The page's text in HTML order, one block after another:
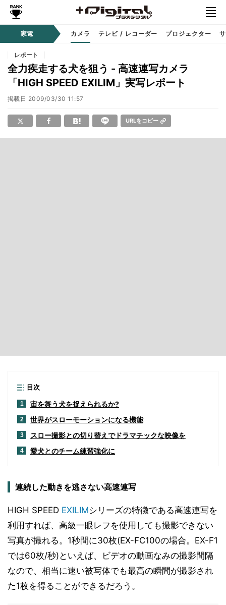
家電 カメラ テレビ / レコーダー プロジェクター
レポート
全力疾走する犬を狙う - 高速連写カメラ
「HIGH SPEED EXILIM」実写レポート
掲載日 2009/03/30 11:57
URLをコピー
目次
1 宙を舞う犬を捉えられるか?
2 世界がスローモーションになる機能
3 スロー撮影との切り替えでドラマチックな映像を
4 愛犬とのチーム練習強化に
連続した動きを逃さない高速連写
HIGH SPEED EXILIMシリーズの特徴である高速連写を
利用すれば、高級一眼レフを使用しても撮影できない
写真が撮れる。1秒間に30枚(EX-FC100の場合。EX-F1
では60枚/秒)といえば、ビデオの動画なみの撮影間隔
なので、相当に速い被写体でも最高の瞬間が撮影され
た1枚を得ることができるだろう。